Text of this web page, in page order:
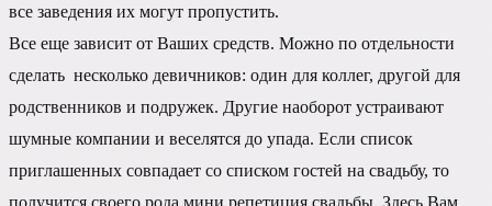
все заведения их могут пропустить.
Все еще зависит от Ваших средств. Можно по отдельности
сделать несколько девичников: один для коллег, другой для
родственников и подружек. Другие наоборот устраивают
шумные компании и веселятся до упада. Если список
приглашенных совпадает со списком гостей на свадьбу, то
получится своего рода мини репетиция свадьбы. Здесь Вам